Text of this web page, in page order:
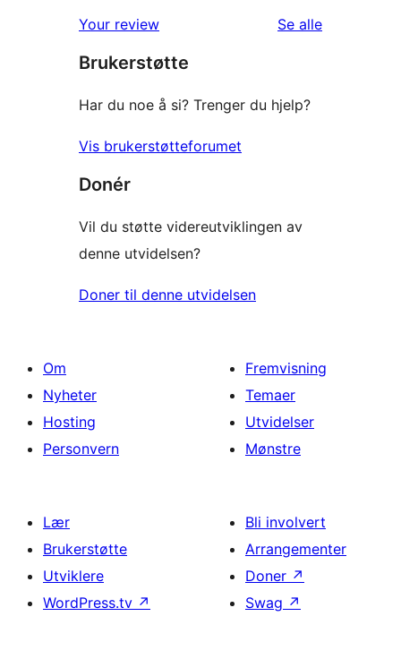
Your review Se alleomtalene
Brukerstøtte
Har du noe å si? Trenger du hjelp?
Vis brukerstøtteforumet
Donér
Vil du støtte videreutviklingen av
denne utvidelsen?
Doner til denne utvidelsen
Om
Nyheter
Hosting
Personvern
Fremvisning
Temaer
Utvidelser
Mønstre
Lær
Brukerstøtte
Utviklere
WordPress.tv ↗
Bli involvert
Arrangementer
Doner ↗
Swag ↗